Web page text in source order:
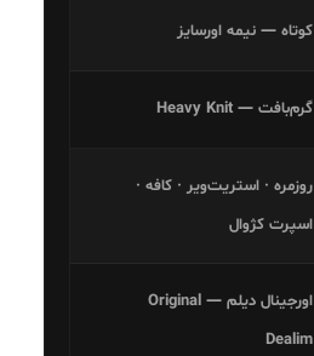
کوتاه — نیمه اورسایز
گرم‌بافت — Heavy Knit
روزمره · استریت‌ویر · کافه ·
اسپرت کژوال
اورجینال دیلم — Original
Dealim